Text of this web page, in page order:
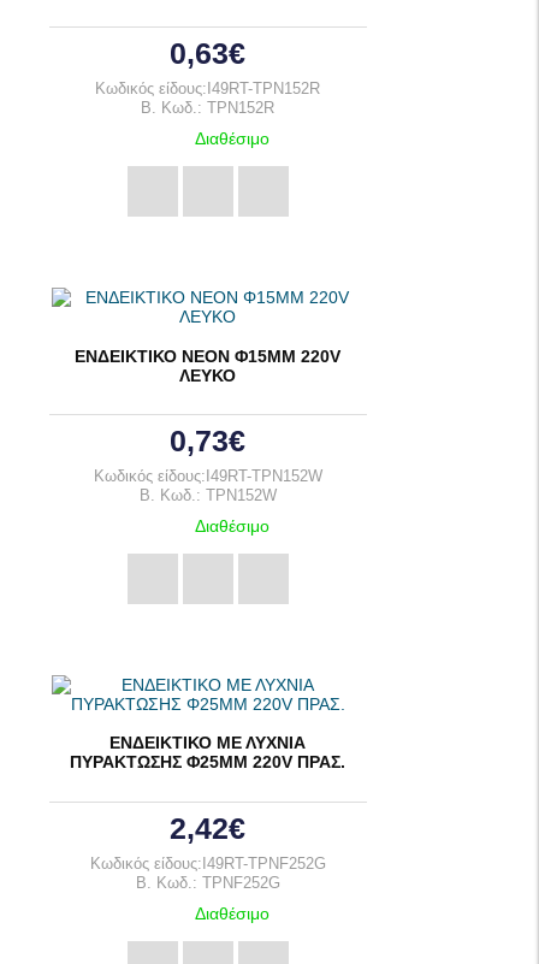
0,63€
Κωδικός είδους:I49RT-TPN152R
B. Κωδ.: TPN152R
Διαθέσιμο
ΕΝΔΕΙΚΤΙΚΟ ΝΕΟΝ Φ15ΜΜ 220V
ΛΕΥΚΟ
0,73€
Κωδικός είδους:I49RT-TPN152W
B. Κωδ.: TPN152W
Διαθέσιμο
ΕΝΔΕΙΚΤΙΚΟ ΜΕ ΛΥΧΝΙΑ
ΠΥΡΑΚΤΩΣΗΣ Φ25ΜΜ 220V ΠΡΑΣ.
2,42€
Κωδικός είδους:I49RT-TPNF252G
B. Κωδ.: TPNF252G
Διαθέσιμο